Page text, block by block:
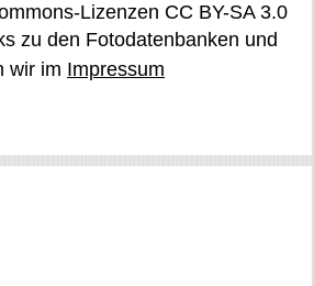
Lizenzen CC BY-SA 3.0
zu den Fotodatenbanken und
wir im Impressum